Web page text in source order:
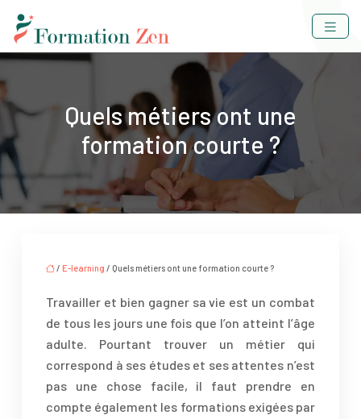
Quels métiers ont une
formation courte ?
/ E-learning / Quels métiers ont une formation courte ?
Travailler et bien gagner sa vie est un combat
de tous les jours une fois que l’on atteint l’âge
adulte. Pourtant trouver un métier qui
correspond à ses études et ses attentes n’est
pas une chose facile, il faut prendre en
compte également les formations exigées par